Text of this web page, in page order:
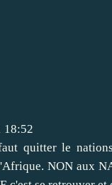
18:52
quitter le
NON aux